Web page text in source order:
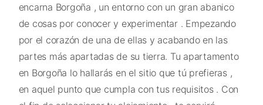
encarna Borgoña , un entorno con un gran abanico
de cosas por conocer y experimentar . Empezando
por el corazón de una de ellas y acabando en las
partes más apartadas de su tierra. Tu apartamento
en Borgoña lo hallarás en el sitio que tú prefieras ,
en aquel punto que cumpla con tus requisitos . Con